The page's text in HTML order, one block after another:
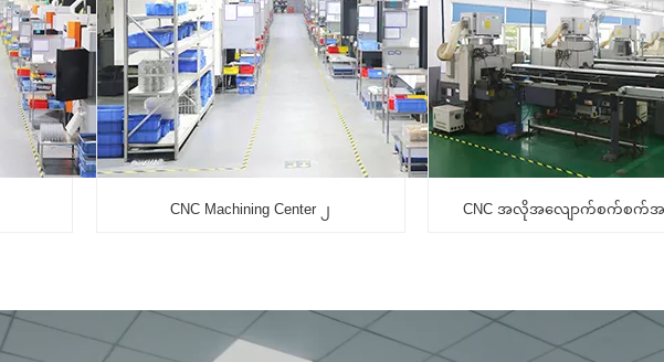
CNC Machining Center ၂ CNC အလိုအလျောက်စက်စက်